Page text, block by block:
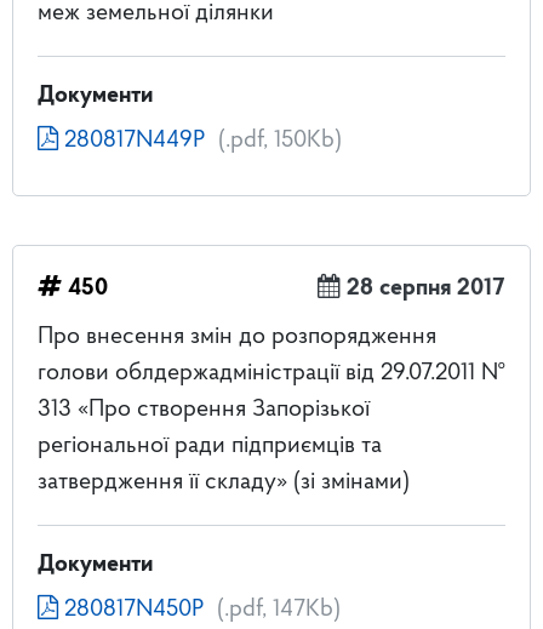
меж земельної ділянки
Документи
280817N449P (.pdf, 150Kb)
450
28 серпня 2017
Про внесення змін до розпорядження
голови облдержадміністрації від 29.07.2011 №
313 «Про створення Запорізької
регіональної ради підприємців та
затвердження її складу» (зі змінами)
Документи
280817N450P (.pdf, 147Kb)